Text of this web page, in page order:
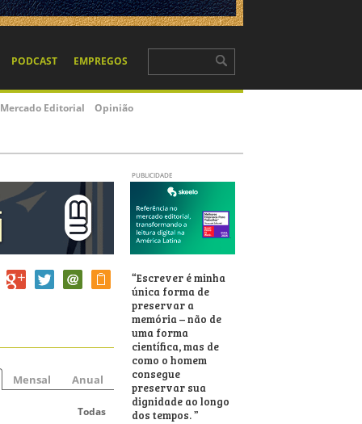
PODCAST EMPREGOS
Mercado Editorial Opinião
PUBLICIDADE
Mensal Anual
Todas
“Escrever é minha
única forma de
preservar a
memória – não de
uma forma
científica, mas de
como o homem
consegue
preservar sua
dignidade ao longo
dos tempos.”